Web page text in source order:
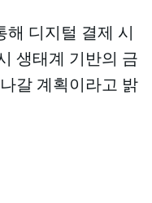
디지털 결제 시
생태계 기반의 금
갈 계획이라고 밝